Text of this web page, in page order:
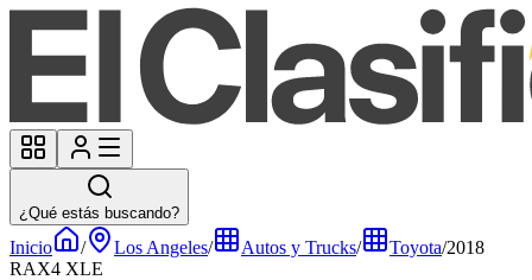
¿Qué estás buscando?
Inicio / Los Angeles/ Autos y Trucks/ Toyota/2018
RAX4 XLE